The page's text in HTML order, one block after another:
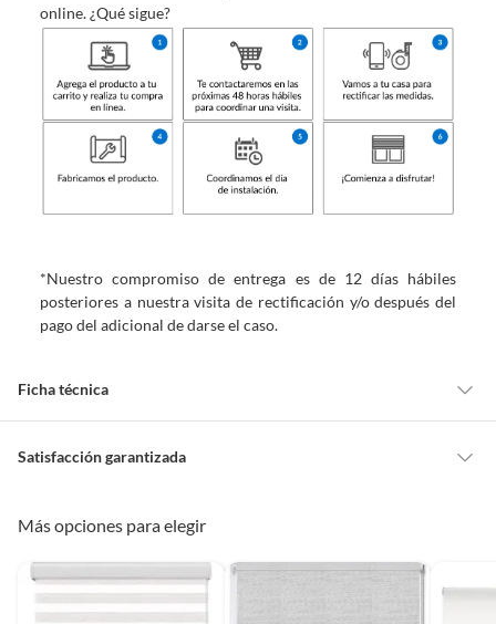
online. ¿Qué sigue?
*Nuestro compromiso de entrega es de 12 días hábiles
posteriores a nuestra visita de rectificación y/o después del
pago del adicional de darse el caso.
Ficha técnica
Alto máximo
Ancho mínimo
Incluye
Satisfacción garantizada
Satisfacción garantizada. Esto significa que, si no te gustó el producto
que adquiriste o te diste cuenta de que necesitas otro tipo de producto
para tus proyectos, puedes solicitar la devolución de tu dinero o el
Más opciones para elegir